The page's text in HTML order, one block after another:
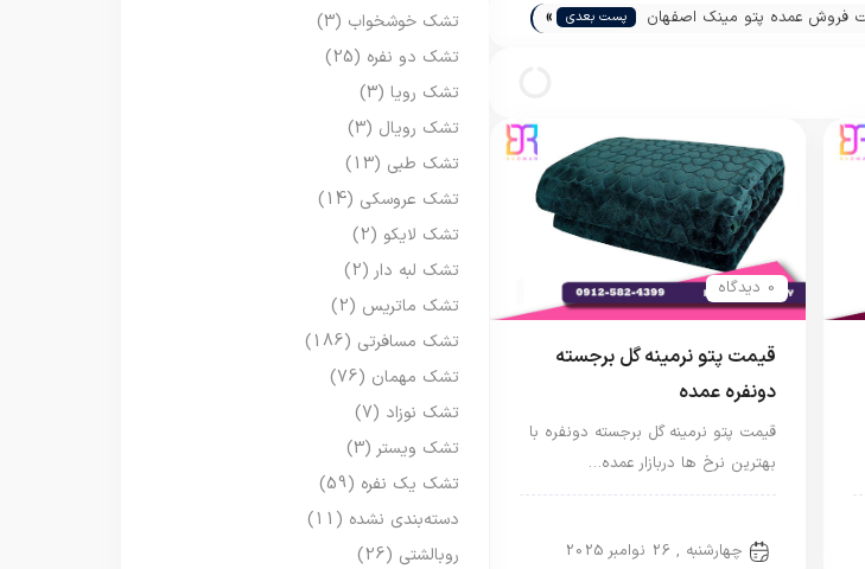
فروش عمده پتو مینک اصفهان پست بعدی »
0 دیدگاه
قیمت پتو نرمینه گل برجسته
دونفره عمده
قیمت پتو نرمینه گل برجسته دونفره با
بهترین نرخ ها دربازار عمده…
چهارشنبه , 26 نوامبر 2025
تشک خوشخواب (3)
تشک دو نفره (25)
تشک رویا (3)
تشک رویال (3)
تشک طبی (13)
تشک عروسکی (14)
تشک لایکو (2)
تشک لبه دار (2)
تشک ماتریس (2)
تشک مسافرتی (186)
تشک مهمان (76)
تشک نوزاد (7)
تشک ویستر (3)
تشک یک نفره (59)
دسته‌بندی نشده (11)
روبالشتی (26)